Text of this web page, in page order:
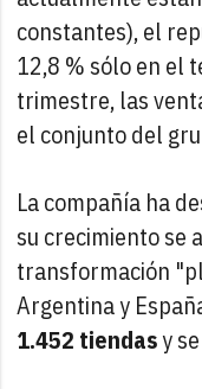
constantes), el
12,8 % sólo en el
trimestre, las
el conjunto del
La compañía ha
su crecimiento se
transformación
Argentina y
1.452 tiendasy